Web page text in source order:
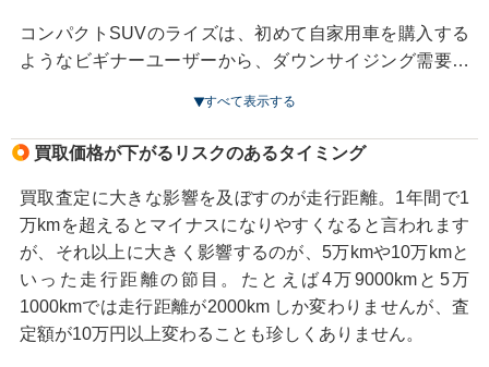
内装・外装をきれいに保つことは、高価買取に繋がるだ
けでなく、車を気持ちよく乗り続けるためにも大切で
す。日頃から、こまめな洗車やワックスがけ、定期的な
コンパクトSUVのライズは、初めて自家用車を購入する
ようなビギナーユーザーから、ダウンサイジング需要の
ない、街乗りには最適なSUVという特徴からセカンドカ
ミングで購入する人が多い分、買取価格の上昇が期待で
きます。
毎年3月は販売店が決算時期に当たるため、新車の販売も
強化されます。するとこの時期に買った車は数年後の2～
3月に車検を迎えるため、車検を機に車の買い替えを考え
すべて表示する
買取価格が下がるリスクのあるタイミング
買取査定に大きな影響を及ぼすのが走行距離。1年間で1
万kmを超えるとマイナスになりやすくなると言われます
が、それ以上に大きく影響するのが、5万kmや10万kmと
いった走行距離の節目。たとえば4万9000kmと5万
1000kmでは走行距離が2000km しか変わりませんが、査
定額が10万円以上変わることも珍しくありません。